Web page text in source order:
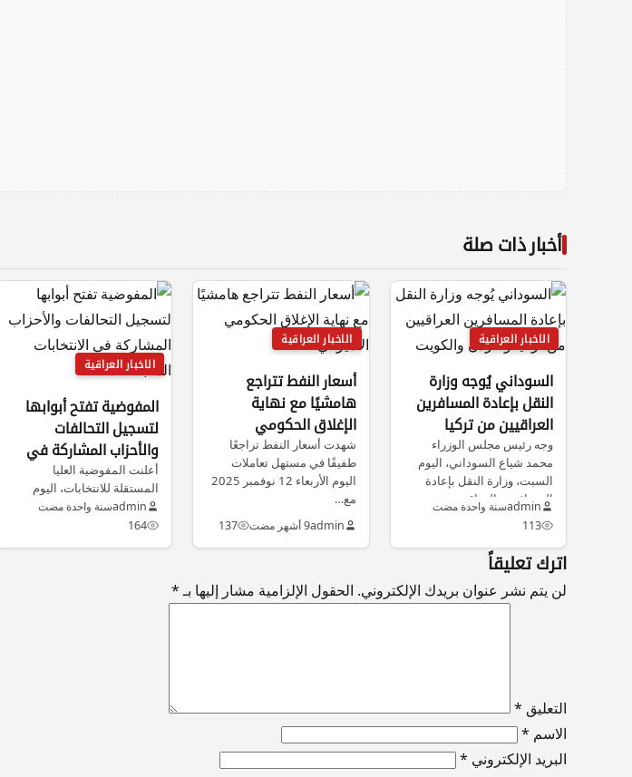
أخبار ذات صلة
الاخبار العراقية
السوداني يُوجه وزارة
النقل بإعادة المسافرين
العراقيين من تركيا
والأردن والكويت
وجه رئيس مجلس الوزراء
محمد شياع السوداني، اليوم
السبت، وزارة النقل بإعادة
المسافرين العراقيين…
adminسنة واحدة مضت
113
الاخبار العراقية
أسعار النفط تتراجع
هامشيًا مع نهاية
الإغلاق الحكومي
الأميركي
شهدت أسعار النفط تراجعًا
طفيفًا في مستهل تعاملات
اليوم الأربعاء 12 نوفمبر 2025
مع…
admin9 أشهر مضت 137
الاخبار العراقية
المفوضية تفتح أبوابها
لتسجيل التحالفات
والأحزاب المشاركة في
الانتخابات المقبلة
أعلنت المفوضية العليا
المستقلة للانتخابات، اليوم
الثلاثاء الــ 15 من نيسان
الجاري، بدء استقبال…
adminسنة واحدة مضت
164
اترك تعليقاً
لن يتم نشر عنوان بريدك الإلكتروني. الحقول الإلزامية مشار إليها بـ*
التعليق *
الاسم *
البريد الإلكتروني *